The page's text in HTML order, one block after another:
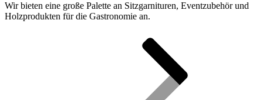
Wir bieten eine große Palette an Sitzgarnituren, Eventzubehör und
Holzprodukten für die Gastronomie an.